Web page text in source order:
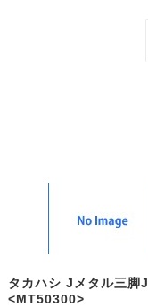
タカハシ Jメタル三脚J
<MT50300>